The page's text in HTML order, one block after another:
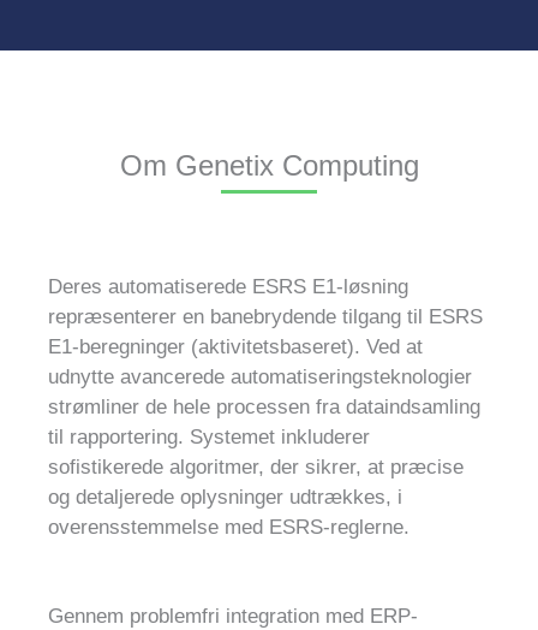
Om Genetix Computing
Deres automatiserede ESRS E1-løsning
repræsenterer en banebrydende tilgang til ESRS
E1-beregninger (aktivitetsbaseret). Ved at
udnytte avancerede automatiseringsteknologier
strømliner de hele processen fra dataindsamling
til rapportering. Systemet inkluderer
sofistikerede algoritmer, der sikrer, at præcise
og detaljerede oplysninger udtrækkes, i
overensstemmelse med ESRS-reglerne.
Gennem problemfri integration med ERP-